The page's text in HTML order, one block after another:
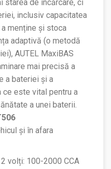
starea de încărcare, ci
inclusiv capacitatea
menține și stoca
adaptivă (o metodă
AUTEL MaxiBAS
mai precisă a
a bateriei și a
este vital pentru a
a unei baterii.
și în afara
volți: 100-2000 CCA